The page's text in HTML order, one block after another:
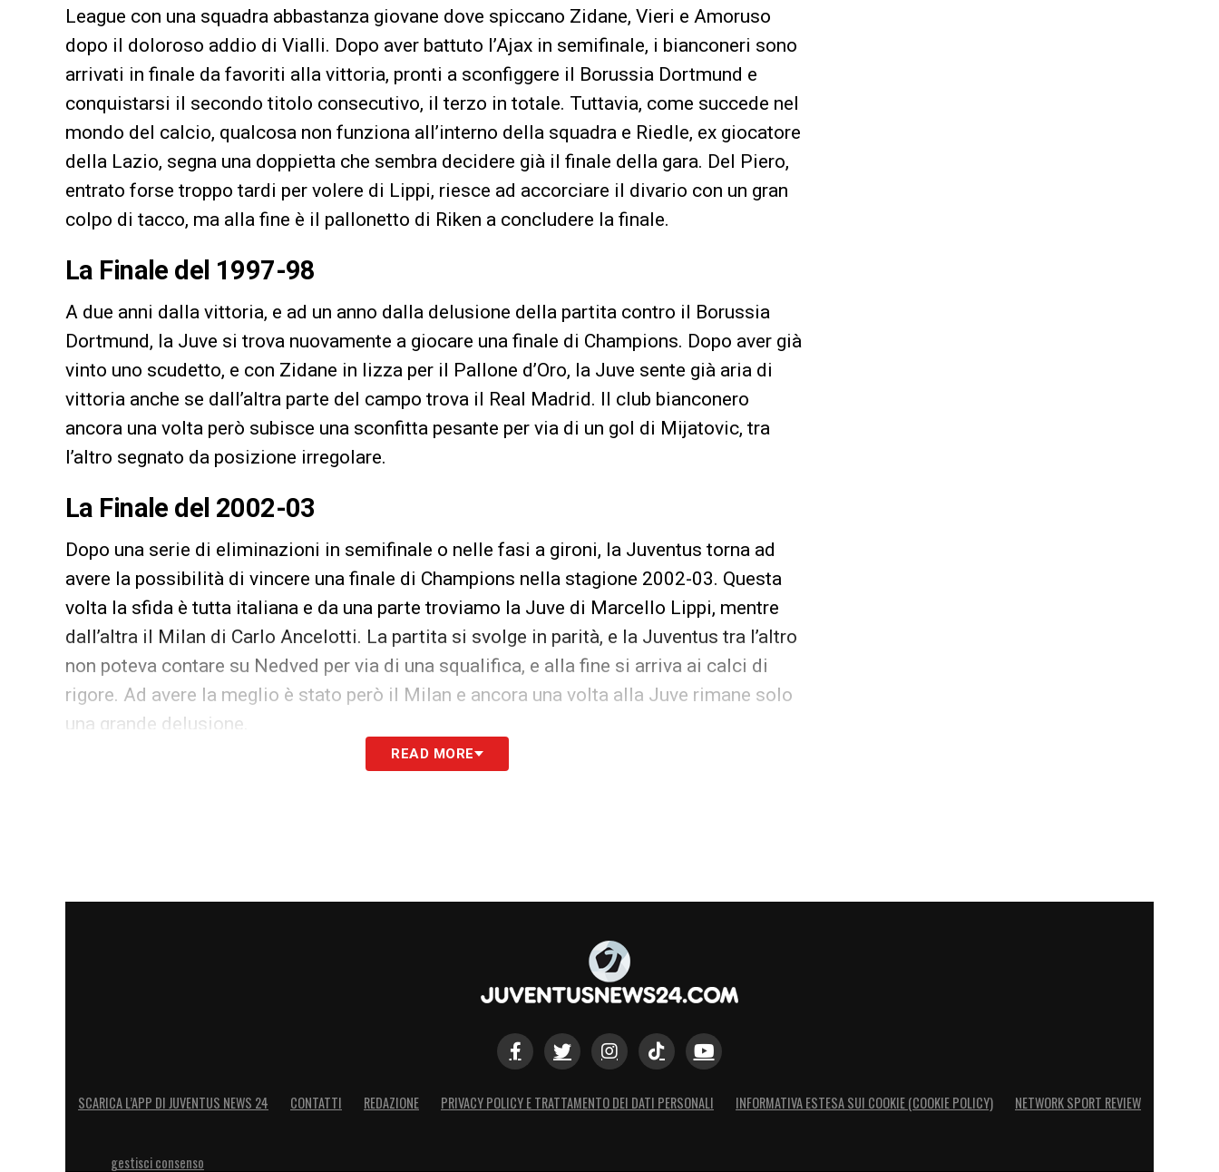
League con una squadra abbastanza giovane dove spiccano Zidane, Vieri e Amoruso
dopo il doloroso addio di Vialli. Dopo aver battuto l’Ajax in semifinale, i bianconeri sono
arrivati in finale da favoriti alla vittoria, pronti a sconfiggere il Borussia Dortmund e
conquistarsi il secondo titolo consecutivo, il terzo in totale. Tuttavia, come succede nel
mondo del calcio, qualcosa non funziona all’interno della squadra e Riedle, ex giocatore
della Lazio, segna una doppietta che sembra decidere già il finale della gara. Del Piero,
entrato forse troppo tardi per volere di Lippi, riesce ad accorciare il divario con un gran
colpo di tacco, ma alla fine è il pallonetto di Riken a concludere la finale.
La Finale del 1997-98
A due anni dalla vittoria, e ad un anno dalla delusione della partita contro il Borussia
Dortmund, la Juve si trova nuovamente a giocare una finale di Champions. Dopo aver già
vinto uno scudetto, e con Zidane in lizza per il Pallone d’Oro, la Juve sente già aria di
vittoria anche se dall’altra parte del campo trova il Real Madrid. Il club bianconero
ancora una volta però subisce una sconfitta pesante per via di un gol di Mijatovic, tra
l’altro segnato da posizione irregolare.
La Finale del 2002-03
Dopo una serie di eliminazioni in semifinale o nelle fasi a gironi, la Juventus torna ad
avere la possibilità di vincere una finale di Champions nella stagione 2002-03. Questa
volta la sfida è tutta italiana e da una parte troviamo la Juve di Marcello Lippi, mentre
dall’altra il Milan di Carlo Ancelotti. La partita si svolge in parità, e la Juventus tra l’altro
non poteva contare su Nedved per via di una squalifica, e alla fine si arriva ai calci di
rigore. Ad avere la meglio è stato però il Milan e ancora una volta alla Juve rimane solo
una grande delusione.
primo tempo abbastanza stabile, nella ripresa qualcosa non va per il verso giusto per i
READ MORE
SCARICA L’APP DI JUVENTUS NEWS 24 CONTATTI REDAZIONE PRIVACY POLICY E TRATTAMENTO DEI DATI PERSONALI INFORMATIVA ESTESA SUI COOKIE (COOKIE POLICY) NETWORK SPORT REVIEW
gestisci consenso